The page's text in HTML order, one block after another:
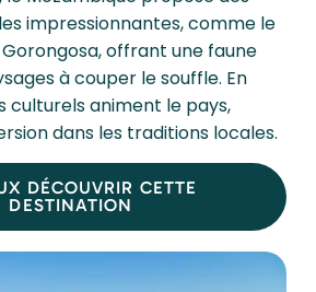
impressionnantes, comme le
offrant une faune
à couper le souffle. En
culturels animent le pays,
dans les traditions locales.
DÉCOUVRIR CETTE
DESTINATION